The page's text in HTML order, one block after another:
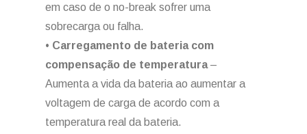
em caso de o no-break sofrer uma
sobrecarga ou falha.
• Carregamento de bateria com
compensação de temperatura–
Aumenta a vida da bateria ao aumentar a
voltagem de carga de acordo com a
temperatura real da bateria.